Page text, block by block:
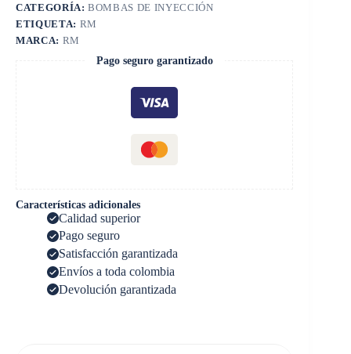
CATEGORÍA:BOMBAS DE INYECCIÓN
ETIQUETA: RM
MARCA: RM
Pago seguro garantizado
Características adicionales
Calidad superior
Pago seguro
Satisfacción garantizada
Envíos a toda colombia
Devolución garantizada